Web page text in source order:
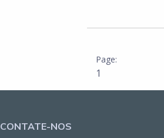
1
CONTATE-NOS